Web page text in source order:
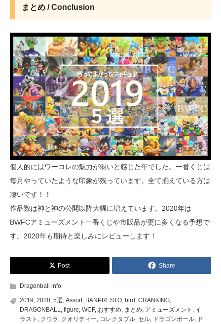
まとめ / Conclusion
個人的にはワーコレの魅力が弱いと感じた年でした。一番くじは
毎月やっていたような印象が残っています。全て揃えている方は
凄いです！！
作品数は神と神の公開以降大幅に増えています。2020年は
BWFCアミューズメント一番くじや市販品が更に多くなる予想で
す。2020年も期待と楽しみにレビューします！
Post Share
Dragonball info
2019, 2020, 5選, Assort, BANPRESTO, bird, CRANKING,
DRAGONBALL, figure, WCF, おすすめ, まとめ, アミューズメント , イ
ラスト , クウラ , クオリティー, コレクタブル, セル, ドラゴンボール, ド